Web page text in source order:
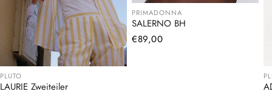
PLUTO
LAURIE Zweiteiler
PRIMADONNA
SALERNO BH
Normaler
€89,00